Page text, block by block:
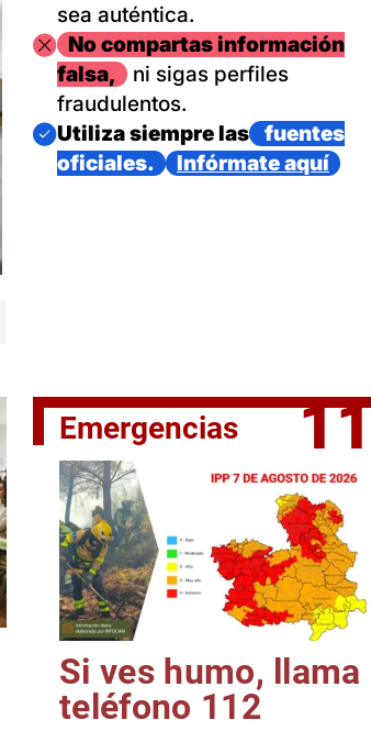
El jefe del Ejecutivo castellanomanchego,
sea auténtica.
ImagenNo compartas información
falsa,
ni sigas perfiles
fraudulentos.
Imagen
Utiliza siempre las
fuentes
oficiales.
Infórmate aquí
Emergencias
Si ves humo, llama
teléfono 112